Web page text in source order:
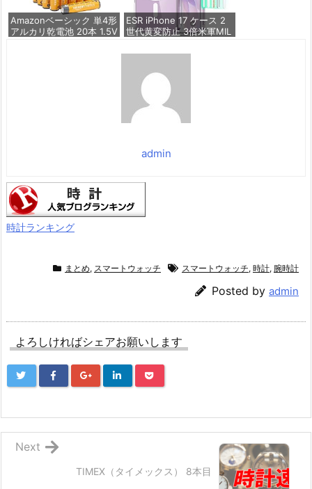
価格：¥1,260
Amazonベーシック 単4形
アルカリ乾電池 20本 1.5V
ESR iPhone 17 ケース 2
世代黄変防止 3倍米軍MIL
おん17用 カメラボタン付
ガードコーナー ワイヤレ
ス充電 耐衝撃 PC背面TP
Uバンパー 指紋防止 高耐
久性 マグネット
admin
時計ランキング
まとめ, スマートウォッチ スマートウォッチ, 時計, 腕時計
Posted by admin
よろしければシェアお願いします
TIMEX（タイメックス） 8本目
Next